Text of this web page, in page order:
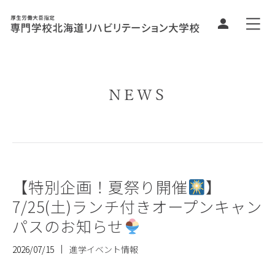
NEWS
【特別企画！夏祭り開催
】
7/25(土)ランチ付きオープンキャン
パスのお知らせ
2026/07/15 進学イベント情報